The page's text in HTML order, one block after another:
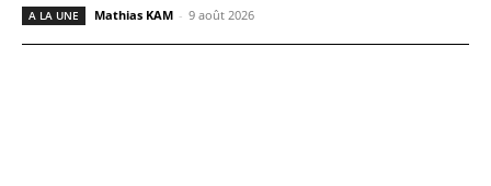
A LA UNE Mathias KAM - 9 août 2026